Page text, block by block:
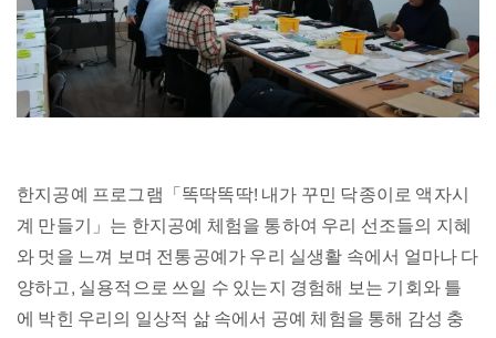
한지공예 프로그램「똑딱똑딱! 내가 꾸민 닥종이로 액자시
계 만들기」는 한지공예 체험을 통하여 우리 선조들의 지혜
와 멋을 느껴 보며 전통공예가 우리 실생활 속에서 얼마나 다
양하고, 실용적으로 쓰일 수 있는지 경험해 보는 기회와 틀
에 박힌 우리의 일상적 삶 속에서 공예 체험을 통해 감성 충